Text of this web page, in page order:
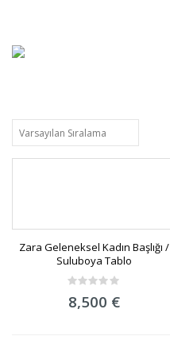
Zara Geleneksel Kadın Başlığı /
Suluboya Tablo
0
out
8,500 €